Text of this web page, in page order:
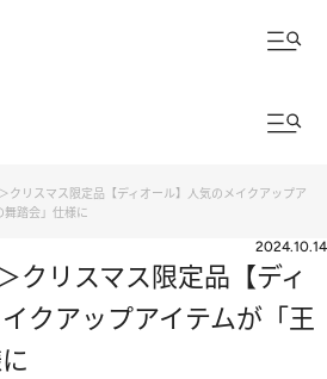
クリスマス限定品【ディオール】人気のメイクアップア
舞踏会」仕様に
2024.10.14
クリスマス限定品【ディ
クアップアイテムが「王